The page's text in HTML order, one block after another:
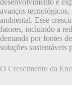
desenvolvimento e
avanços
ambiental. Esse
fatores, incluindo a
demanda por fontes
soluções sustentáveis
O Crescimento da